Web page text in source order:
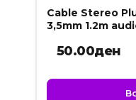
Cable Stereo
3,5mm 1.2m
50.00ден